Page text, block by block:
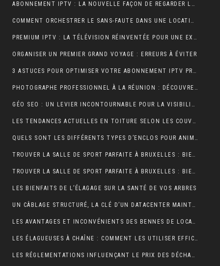
ABONNEMENT IPTV : LA NOUVELLE FAÇON DE REGARDER LA TÉLÉVISION
COMMENT ORCHESTRER LE SANS-FAUTE DANS UNE LOCATION SAISONNIÈRE ?
PREMIUM IPTV : LA TÉLÉVISION RÉINVENTÉE POUR UNE EXPÉRIENCE SUR MESURE
ORGANISER UN PREMIER GRAND VOYAGE : ERREURS À ÉVITER
3 ASTUCES POUR OPTIMISER VOTRE ABONNEMENT IPTV PREMIUM EN FRANCE
PHOTOGRAPHE PROFESSIONNEL À LA RÉUNION : DÉCOUVREZ L’EXPÉRIENCE UNIQUE D’UNE SÉANCE PHOTO EN STUDIO
GÉO SEO : UN LEVIER INCONTOURNABLE POUR LA VISIBILITÉ LOCALE
LES TENDANCES ACTUELLES EN TOITURE SELON LES COUVREURS EXPÉRIMENTÉS
QUELS SONT LES DIFFÉRENTS TYPES D’ENCLOS POUR ANIMAUX ?
TROUVER LA SALLE DE SPORT PARFAITE À BRUXELLES : BIEN PLUS QU’UNE QUESTION D’ADRESSE
TROUVER LA SALLE DE SPORT PARFAITE À BRUXELLES : BIEN PLUS QU’UNE QUESTION D’ADRESSE
LES BIENFAITS DE L’ÉLAGAGE SUR LA SANTÉ DE VOS ARBRES
UN CÂBLAGE STRUCTURÉ, LA CLÉ D’UN DATACENTER MAINTENABLE
LES AVANTAGES ET INCONVÉNIENTS DES BENNES DE LOCATION À PRIX RÉDUIT
LES ÉLAGUEUSES À CHAÎNE : COMMENT LES UTILISER EFFICACEMENT
LES RÉGLEMENTATIONS INFLUENÇANT LE PRIX DES DÉCHARGES DE BENNE